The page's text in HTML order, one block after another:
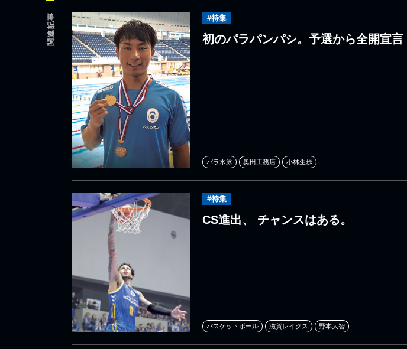
関連記事 #特集
初のパラパンパシ。予選から全開宣言
パラ水泳 奥田工務店 小林生歩
#特集
CS進出、 チャンスはある。
バスケットボール 滋賀レイクス 野本大智